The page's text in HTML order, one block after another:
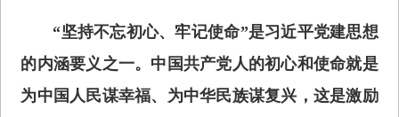
“坚持不忘初心、牢记使命”是习近平党建思想
的内涵要义之一。中国共产党人的初心和使命就是
为中国人民谋幸福、为中华民族谋复兴，这是激励